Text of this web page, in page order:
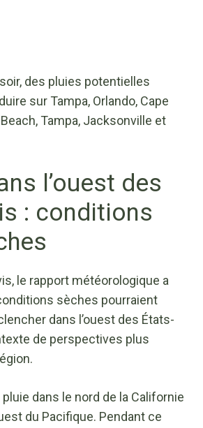
des pluies potentielles
sur Tampa, Orlando, Cape
Tampa, Jacksonville et
l’ouest des
: conditions
le rapport météorologique a
sèches pourraient
dans l’ouest des États-
de perspectives plus
dans le nord de la Californie
du Pacifique. Pendant ce